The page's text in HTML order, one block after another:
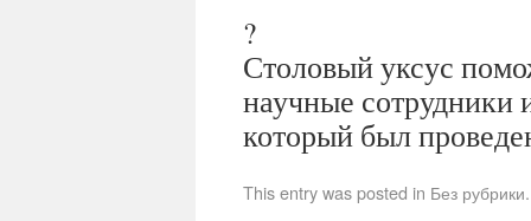
?
Столовый уксус
научные сотрудники
который был
This entry was posted in Без